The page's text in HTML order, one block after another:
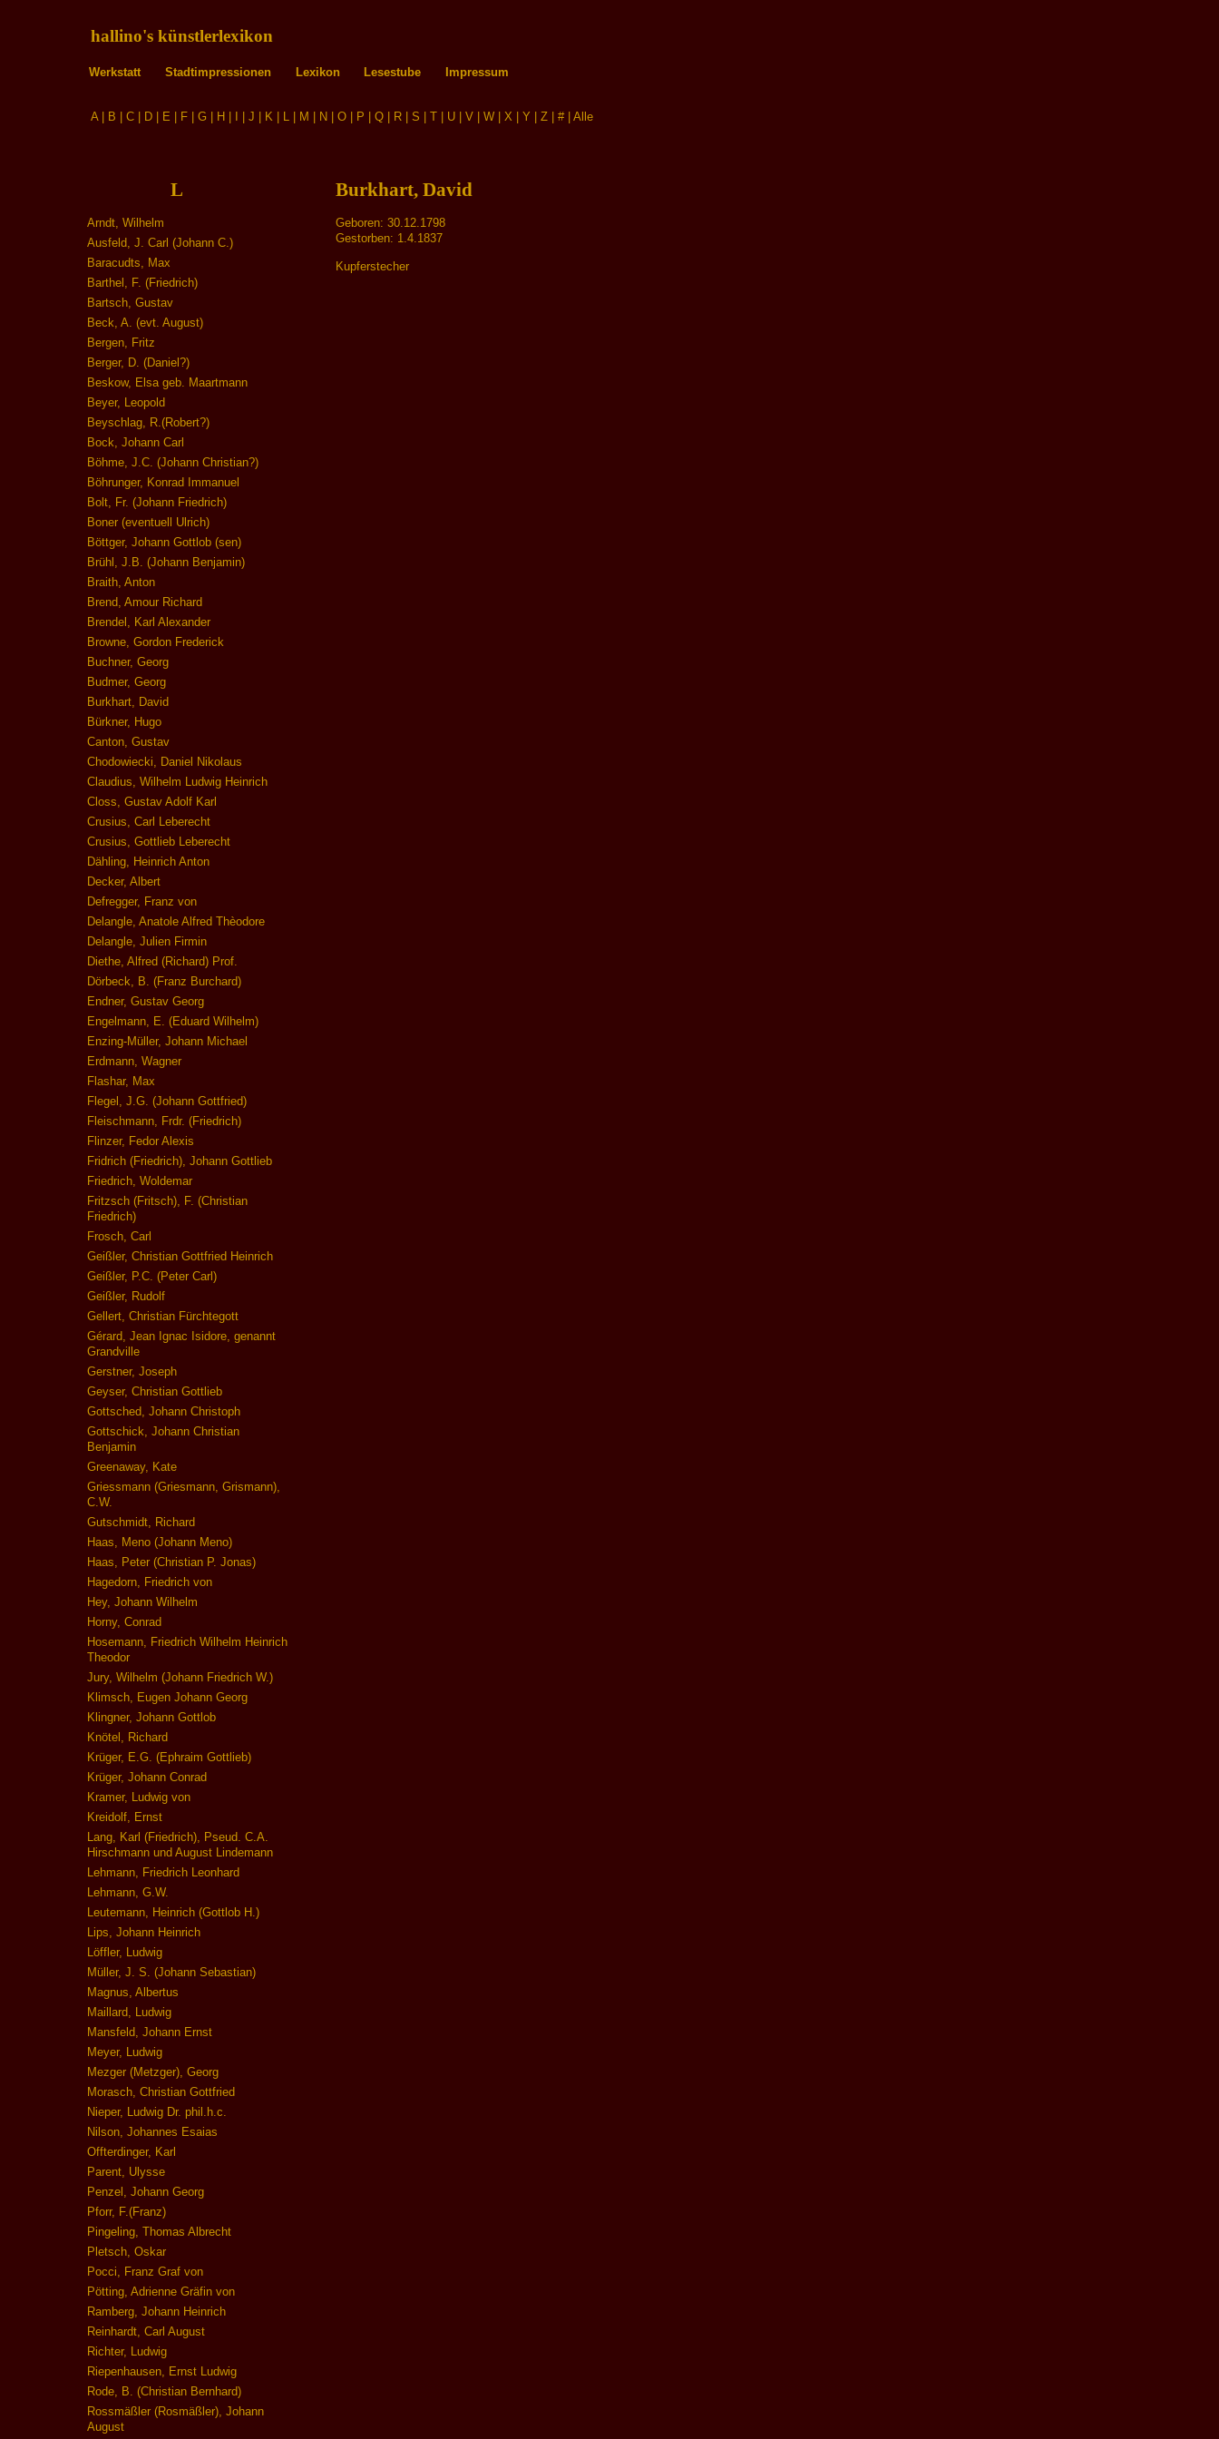
hallino's künstlerlexikon
Werkstatt Stadtimpressionen Lexikon Lesestube Impressum
A| B C D E F G H J K L M N O P Q R S T U V W X Y Z #| Alle
L
Arndt, Wilhelm
Ausfeld, J. Carl (Johann C.)
Baracudts, Max
Barthel, F. (Friedrich)
Bartsch, Gustav
Beck, A. (evt. August)
Bergen, Fritz
Berger, D. (Daniel?)
Beskow, Elsa geb. Maartmann
Beyer, Leopold
Beyschlag, R.(Robert?)
Bock, Johann Carl
Böhme, J.C. (Johann Christian?)
Böhrunger, Konrad Immanuel
Bolt, Fr. (Johann Friedrich)
Boner (eventuell Ulrich)
Böttger, Johann Gottlob (sen)
Brühl, J.B. (Johann Benjamin)
Braith, Anton
Brend, Amour Richard
Brendel, Karl Alexander
Browne, Gordon Frederick
Buchner, Georg
Budmer, Georg
Burkhart, David
Bürkner, Hugo
Canton, Gustav
Chodowiecki, Daniel Nikolaus
Claudius, Wilhelm Ludwig Heinrich
Closs, Gustav Adolf Karl
Crusius, Carl Leberecht
Crusius, Gottlieb Leberecht
Dähling, Heinrich Anton
Decker, Albert
Defregger, Franz von
Delangle, Anatole Alfred Thèodore
Delangle, Julien Firmin
Diethe, Alfred (Richard) Prof.
Dörbeck, B. (Franz Burchard)
Endner, Gustav Georg
Engelmann, E. (Eduard Wilhelm)
Enzing-Müller, Johann Michael
Erdmann, Wagner
Flashar, Max
Flegel, J.G. (Johann Gottfried)
Fleischmann, Frdr. (Friedrich)
Flinzer, Fedor Alexis
Fridrich (Friedrich), Johann Gottlieb
Friedrich, Woldemar
Fritzsch (Fritsch), F. (Christian
Friedrich)
Frosch, Carl
Geißler, Christian Gottfried Heinrich
Geißler, P.C. (Peter Carl)
Geißler, Rudolf
Gellert, Christian Fürchtegott
Gérard, Jean Ignac Isidore, genannt
Grandville
Gerstner, Joseph
Geyser, Christian Gottlieb
Gottsched, Johann Christoph
Gottschick, Johann Christian
Benjamin
Greenaway, Kate
Griessmann (Griesmann, Grismann),
C.W.
Gutschmidt, Richard
Haas, Meno (Johann Meno)
Haas, Peter (Christian P. Jonas)
Hagedorn, Friedrich von
Hey, Johann Wilhelm
Horny, Conrad
Hosemann, Friedrich Wilhelm Heinrich
Theodor
Jury, Wilhelm (Johann Friedrich W.)
Klimsch, Eugen Johann Georg
Klingner, Johann Gottlob
Knötel, Richard
Krüger, E.G. (Ephraim Gottlieb)
Krüger, Johann Conrad
Kramer, Ludwig von
Kreidolf, Ernst
Lang, Karl (Friedrich), Pseud. C.A.
Hirschmann und August Lindemann
Lehmann, Friedrich Leonhard
Lehmann, G.W.
Leutemann, Heinrich (Gottlob H.)
Lips, Johann Heinrich
Löffler, Ludwig
Müller, J. S. (Johann Sebastian)
Magnus, Albertus
Maillard, Ludwig
Mansfeld, Johann Ernst
Meyer, Ludwig
Mezger (Metzger), Georg
Morasch, Christian Gottfried
Nieper, Ludwig Dr. phil.h.c.
Nilson, Johannes Esaias
Offterdinger, Karl
Parent, Ulysse
Penzel, Johann Georg
Pforr, F.(Franz)
Pingeling, Thomas Albrecht
Pletsch, Oskar
Pocci, Franz Graf von
Pötting, Adrienne Gräfin von
Ramberg, Johann Heinrich
Reinhardt, Carl August
Richter, Ludwig
Riepenhausen, Ernst Ludwig
Rode, B. (Christian Bernhard)
Rossmäßler (Rosmäßler), Johann
August
Burkhart, David
Geboren: 30.12.1798
Gestorben: 1.4.1837
Kupferstecher